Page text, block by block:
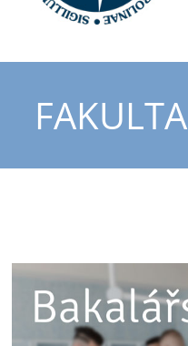
FAKULTA